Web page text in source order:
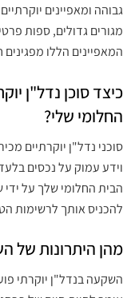
גבוהה ומאפיינים
מגורים גדולים, ספות
המאפיינים הללו מפגינים
כיצד סוכן נדל"ן
החלומי שלי?
סוכני נדל"ן יוקרתיים
וידע עמוק על נכסים
הבית החלומי שלך על
להכניס אותך לרשימות
מהן היתרונות של
השקעה בנדל"ן יוקרתי